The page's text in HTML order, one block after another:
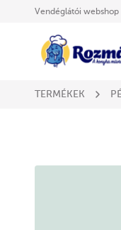
Vendéglátói webshop
TERMÉKEK